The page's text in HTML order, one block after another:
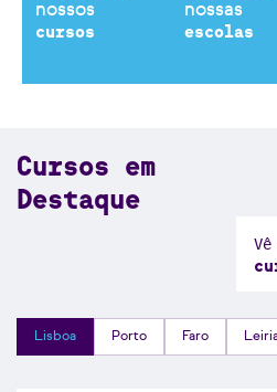
nossos
cursos
nossas
escolas
Cursos em
Destaque
Lisboa Porto Faro